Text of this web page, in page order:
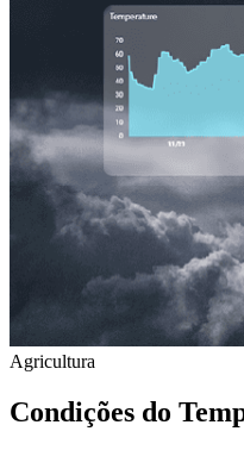
Agricultura
Condições do